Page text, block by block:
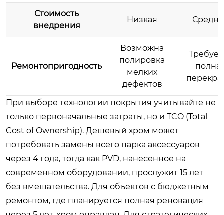
Стоимость
внедрения
Низкая
Ремонтопригодность
Возможна
полировка
мелких
дефектов
При выборе технологии покрытия учитывайте не
только первоначальные затраты, но и TCO (Total
Cost of Ownership). Дешевый хром может
потребовать замены всего парка аксессуаров
через 4 года, тогда как PVD, нанесенное на
современном оборудовании, прослужит 15 лет
без вмешательства. Для объектов с бюджетным
ремонтом, где планируется полная реновация